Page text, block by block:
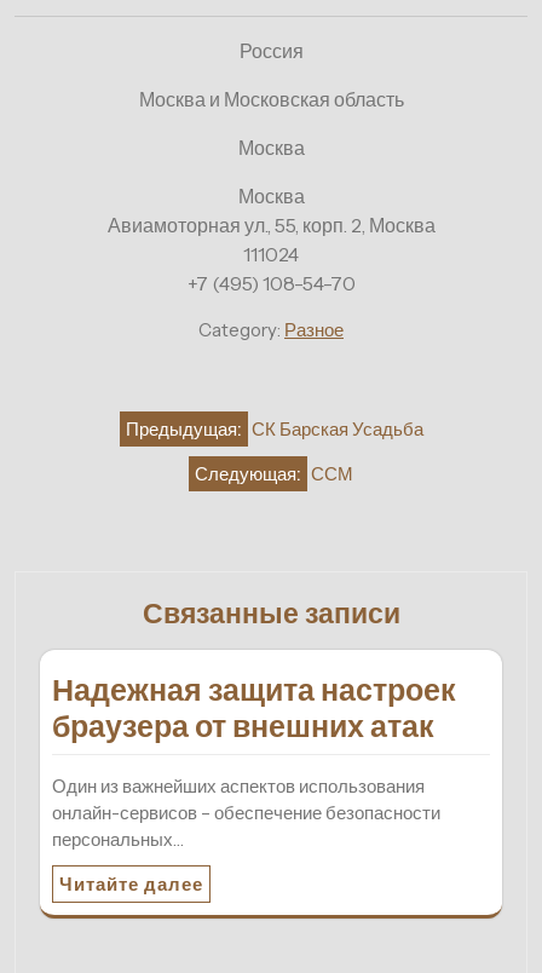
Россия
Москва и Московская область
Москва
Москва
Авиамоторная ул., 55, корп. 2, Москва
111024
+7 (495) 108-54-70
Category: Разное
НавигацияПредыдущая: СК Барская Усадьба
Следующая: ССМ
Связанные записи
Надежная защита настроек
браузера от внешних атак
Один из важнейших аспектов использования
онлайн-сервисов – обеспечение безопасности
персональных…
Читайте далее